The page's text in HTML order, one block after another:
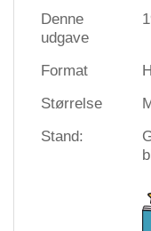
Denne
udgave
Format
Størrelse
Stand: